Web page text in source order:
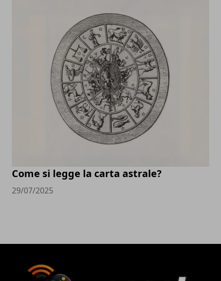
Come si legge la carta astrale?
29/07/2025